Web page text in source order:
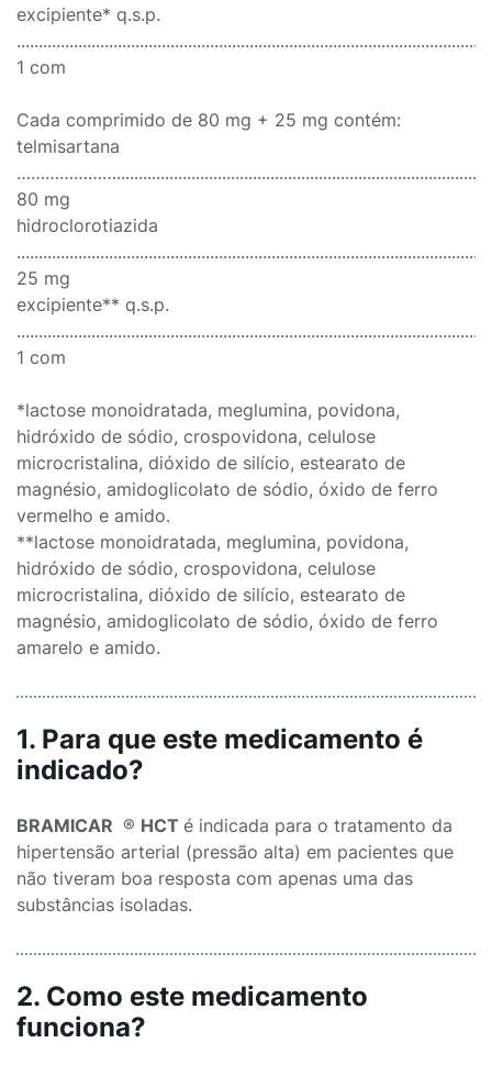
excipiente* q.s.p.
1 com
Cada comprimido de 80 mg + 25 mg contém:
telmisartana
80 mg
hidroclorotiazida
25 mg
excipiente** q.s.p.
1 com
*lactose monoidratada, meglumina, povidona,
hidróxido de sódio, crospovidona, celulose
microcristalina, dióxido de silício, estearato de
magnésio, amidoglicolato de sódio, óxido de ferro
vermelho e amido.
**lactose monoidratada, meglumina, povidona,
hidróxido de sódio, crospovidona, celulose
microcristalina, dióxido de silício, estearato de
magnésio, amidoglicolato de sódio, óxido de ferro
amarelo e amido.
1. Para que este medicamento é
indicado?
BRAMICAR ® HCT é indicada para o tratamento da
hipertensão arterial (pressão alta) em pacientes que
não tiveram boa resposta com apenas uma das
substâncias isoladas.
2. Como este medicamento
funciona?